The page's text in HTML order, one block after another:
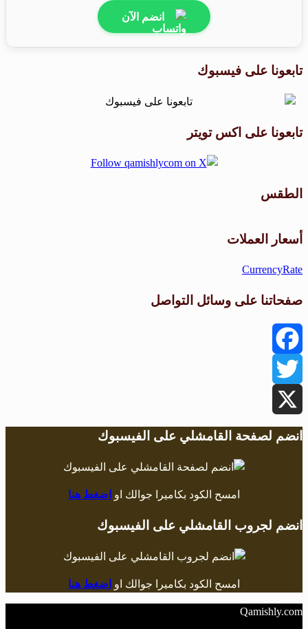
انضم الآن
تابعونا على فيسبوك
تابعونا على اكس تويتر
الطقس
أسعار العملات
CurrencyRate
صفحاتنا على وسائل التواصل
Facebook
Twitter
X
انضم لصفحة القامشلي على الفيسبوك
امسح الكود بكاميرا جوالك او اضغط هنا
انضم لجروب القامشلي على الفيسبوك
امسح الكود بكاميرا جوالك او اضغط هنا
Qamishly.com